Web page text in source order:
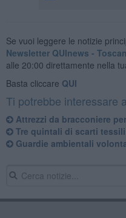
Se vuoi leggere le notizie
Newsletter QUInews -
alle 20:00 direttamente nella
Basta cliccare QUI
Ti potrebbe interessare
Attrezzi da bracconiere
Tre quintali di scarti
​Guardie ambientali